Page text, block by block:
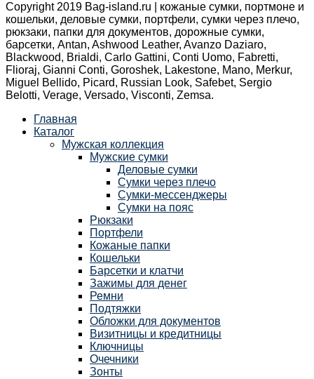
Copyright 2019 Bag-island.ru | кожаные сумки, портмоне и
кошельки, деловые сумки, портфели, сумки через плечо,
рюкзаки, папки для документов, дорожные сумки,
барсетки, Antan, Ashwood Leather, Avanzo Daziaro,
Blackwood, Brialdi, Carlo Gattini, Conti Uomo, Fabretti,
Flioraj, Gianni Conti, Goroshek, Lakestone, Mano, Merkur,
Miguel Bellido, Picard, Russian Look, Safebet, Sergio
Belotti, Verage, Versado, Visconti, Zemsa.
Главная
Каталог
Мужская коллекция
Мужские сумки
Деловые сумки
Сумки через плечо
Сумки-мессенджеры
Сумки на пояс
Рюкзаки
Портфели
Кожаные папки
Кошельки
Барсетки и клатчи
Зажимы для денег
Ремни
Подтяжки
Обложки для документов
Визитницы и кредитницы
Ключницы
Очечники
Зонты